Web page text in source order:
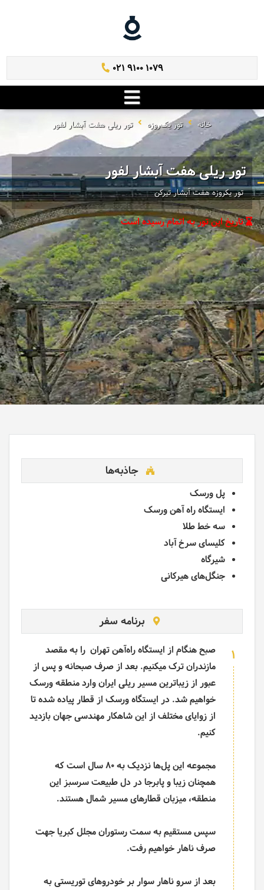
021 9100 1079
خانه تور یک‌روزه تور ریلی هفت آبشار لفور
تور ریلی هفت آبشار لفور
تور یکروزه هفت آبشار تیرکن
تاریخ این تور به اتمام رسیده است
جاذبه‌ها
پل ورسک
ایستگاه راه آهن ورسک
سه خط طلا
کلیسای سرخ آباد
شیرگاه
جنگل‌های هیرکانی
برنامه سفر
1
صبح هنگام از ایستگاه راه‌آهن تهران را به مقصد
مازندران ترک میکنیم. بعد از صرف صبحانه و پس از
عبور از زیباترین مسیر ریلی ایران وارد منطقه ورسک
خواهیم شد. در ایستگاه ورسک از قطار پیاده شده تا
از زوایای مختلف از این شاهکار مهندسی جهان بازدید
کنیم.
مجموعه این پل­‌ها نزدیک به 80 سال است که
همچنان زیبا و پابرجا در دل طبیعت سرسبز این
منطقه، میزبان قطارهای مسیر شمال هستند.
سپس مستقیم به سمت رستوران مجلل کبریا جهت
صرف ناهار خواهیم رفت.
بعد از سرو ناهار سوار بر خودرو‌های توریستیبه